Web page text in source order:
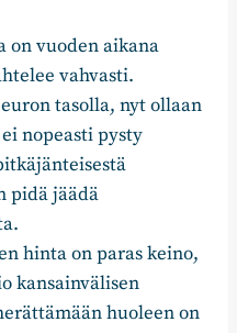
on vuoden aikana
vahvasti.
tasolla, nyt ollaan
nopeasti pysty
pidä jäädä
hinta on paras keino,
kansainvälisen
huoleen on